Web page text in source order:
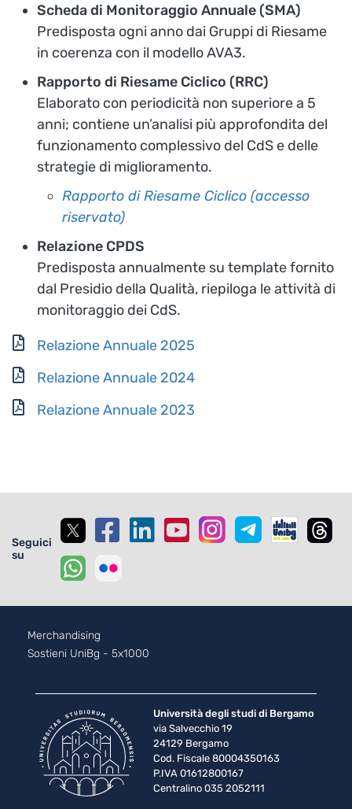
Scheda di Monitoraggio Annuale (SMA)
Predisposta ogni anno dai Gruppi di Riesame
in coerenza con il modello AVA3.
Rapporto di Riesame Ciclico (RRC)
Elaborato con periodicità non superiore a 5
anni; contiene un’analisi più approfondita del
funzionamento complessivo del CdS e delle
strategie di miglioramento.
Rapporto di Riesame Ciclico (accesso
riservato)
Relazione CPDS
Predisposta annualmente su template fornito
dal Presidio della Qualità, riepiloga le attività di
monitoraggio dei CdS.
Relazione Annuale 2025
Relazione Annuale 2024
Relazione Annuale 2023
Seguici
su
Footer - 2
Merchandising
Sostieni UniBg - 5x1000
Università degli studi di Bergamo
via Salvecchio 19
24129 Bergamo
Cod. Fiscale 80004350163
P.IVA 01612800167
Centralino 035 2052111